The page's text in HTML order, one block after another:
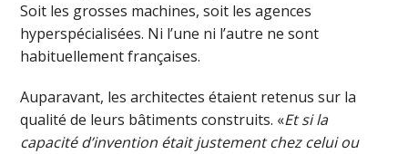
Soit les grosses machines, soit les agences
hyperspécialisées. Ni l’une ni l’autre ne sont
habituellement françaises.
Auparavant, les architectes étaient retenus sur la
qualité de leurs bâtiments construits. «Et si la
capacité d’invention était justement chez celui ou